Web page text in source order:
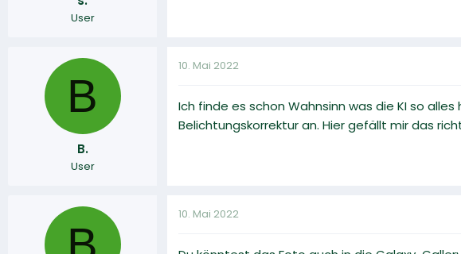
User
B
B.
User
10. Mai 2022
Ich finde es schon Wahnsinn was die KI so
Belichtungskorrektur an. Hier gefällt mir das
10. Mai 2022